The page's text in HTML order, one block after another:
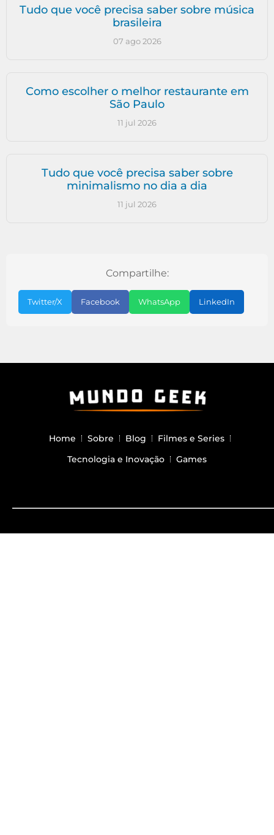
Tudo que você precisa saber sobre música
brasileira
07 ago 2026
Como escolher o melhor restaurante em
São Paulo
11 jul 2026
Tudo que você precisa saber sobre
minimalismo no dia a dia
11 jul 2026
Compartilhe:
Twitter/X Facebook WhatsApp LinkedIn
Home Sobre Blog
Filmes e Series
Tecnologia e Inovação
Games